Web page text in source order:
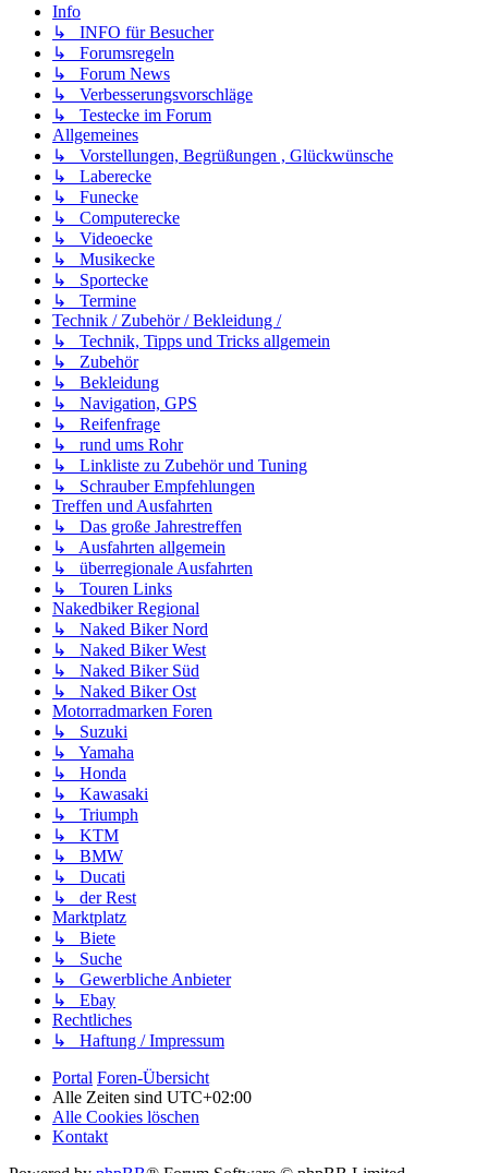
Info
↳ INFO für Besucher
↳ Forumsregeln
↳ Forum News
↳ Verbesserungsvorschläge
↳ Testecke im Forum
Allgemeines
↳ Vorstellungen, Begrüßungen , Glückwünsche
↳ Laberecke
↳ Funecke
↳ Computerecke
↳ Videoecke
↳ Musikecke
↳ Sportecke
↳ Termine
Technik / Zubehör / Bekleidung /
↳ Technik, Tipps und Tricks allgemein
↳ Zubehör
↳ Bekleidung
↳ Navigation, GPS
↳ Reifenfrage
↳ rund ums Rohr
↳ Linkliste zu Zubehör und Tuning
↳ Schrauber Empfehlungen
Treffen und Ausfahrten
↳ Das große Jahrestreffen
↳ Ausfahrten allgemein
↳ überregionale Ausfahrten
↳ Touren Links
Nakedbiker Regional
↳ Naked Biker Nord
↳ Naked Biker West
↳ Naked Biker Süd
↳ Naked Biker Ost
Motorradmarken Foren
↳ Suzuki
↳ Yamaha
↳ Honda
↳ Kawasaki
↳ Triumph
↳ KTM
↳ BMW
↳ Ducati
↳ der Rest
Marktplatz
↳ Biete
↳ Suche
↳ Gewerbliche Anbieter
↳ Ebay
Rechtliches
↳ Haftung / Impressum
Portal Foren-Übersicht
Alle Zeiten sind UTC+02:00
Alle Cookies löschen
Kontakt